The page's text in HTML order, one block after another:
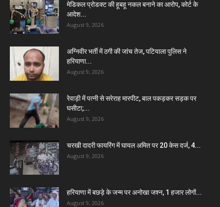
मेडिकल प्रोडक्ट की हूबहू नकल बनाने का आरोप, कोर्ट के
आदेश...
August 9, 2026
अग्निवीर भर्ती में ठगी की जांच तेज, पटियाला पुलिस ने
हरियाणा...
August 9, 2026
रेवाड़ी में पत्नी से सरेराह मारपीट, बाल पकड़कर सड़क पर
घसीटा;...
August 9, 2026
चरखी दादरी फायरिंग में घायल अमित पर 20 केस दर्ज, 4...
August 9, 2026
हरियाणा में बछड़े के जन्म पर अनोखा जश्न, 1 हजार लोगों...
August 9, 2026